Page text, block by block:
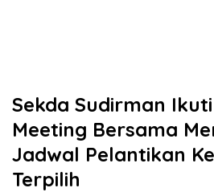
Sekda Sudirman
Meeting Bersama
Jadwal Pelantikan
Terpilih